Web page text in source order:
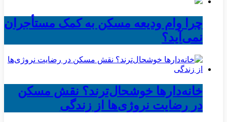
چرا وام ودیعه مسکن به کمک مستأجران
نمی‌آید؟
خانه‌دارها خوشحال‌ترند؟ نقش مسکن
در رضایت نروژی‌ها از زندگی